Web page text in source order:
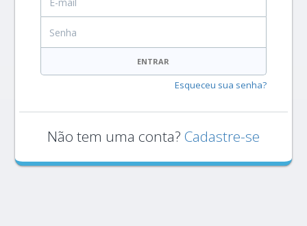
ENTRAR
Esqueceu sua senha?
Não tem uma conta? Cadastre-se